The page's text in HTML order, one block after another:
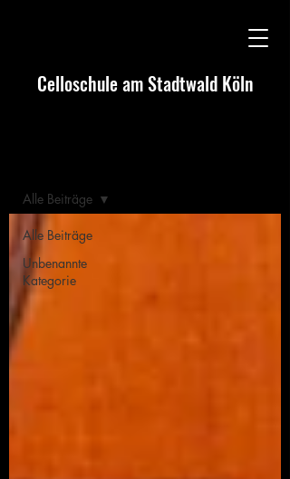
Celloschule am Stadtwald Köln
Alle Beiträge
Unbenannte
Kategorie
Alle Beiträge